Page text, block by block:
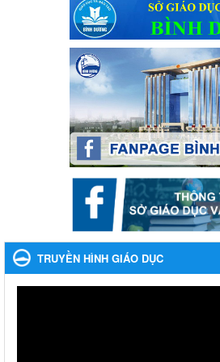
Ngày ban hành: 04/03/2024
Kế hoạch Tổ chức Hội trại truyền
Cát Lần thứ VIII, năm học 2023-2024
Kế hoạch Tổ chức Hội trại truyền thống
Lần thứ VIII, năm học 2023-2024
Ngày ban hành: 28/12/2023
Phối hợp rà soát nhu cầu tiêm vắc
Phối hợp rà soát nhu cầu tiêm vắc xin
Ngày ban hành: 22/11/2023
Phát động, triển khai Cuộc thi " An
cười ngày mai" dành cho học sinh
năm học 2023-2024
Phát động, triển khai Cuộc thi " An
TRUYỀN HÌNH GIÁO DỤC